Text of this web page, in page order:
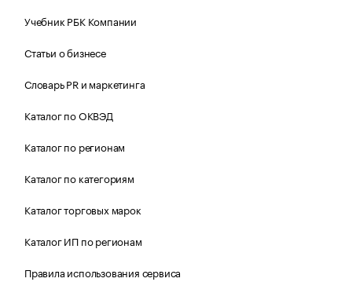
Учебник РБК Компании
Статьи о бизнесе
Словарь PR и маркетинга
Каталог по ОКВЭД
Каталог по регионам
Каталог по категориям
Каталог торговых марок
Каталог ИП по регионам
Правила использования сервиса